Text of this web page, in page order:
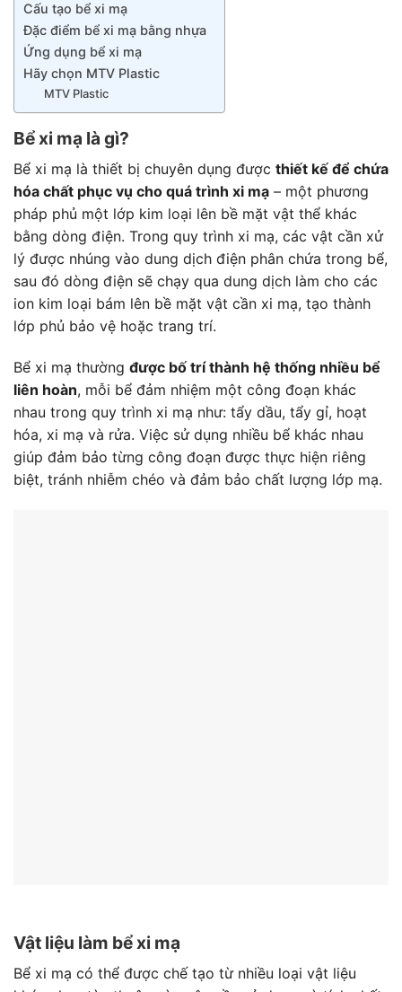
Cấu tạo bể xi mạ
Đặc điểm bể xi mạ bằng nhựa
Ứng dụng bể xi mạ
Hãy chọn MTV Plastic
MTV Plastic
Bể xi mạ là gì?
Bể xi mạ là thiết bị chuyên dụng được thiết kế để chứa
hóa chất phục vụ cho quá trình xi mạ – một phương
pháp phủ một lớp kim loại lên bề mặt vật thể khác
bằng dòng điện. Trong quy trình xi mạ, các vật cần xử
lý được nhúng vào dung dịch điện phân chứa trong bể,
sau đó dòng điện sẽ chạy qua dung dịch làm cho các
ion kim loại bám lên bề mặt vật cần xi mạ, tạo thành
lớp phủ bảo vệ hoặc trang trí.
Bể xi mạ thường được bố trí thành hệ thống nhiều bể
liên hoàn, mỗi bể đảm nhiệm một công đoạn khác
nhau trong quy trình xi mạ như: tẩy dầu, tẩy gỉ, hoạt
hóa, xi mạ và rửa. Việc sử dụng nhiều bể khác nhau
giúp đảm bảo từng công đoạn được thực hiện riêng
biệt, tránh nhiễm chéo và đảm bảo chất lượng lớp mạ.
Vật liệu làm bể xi mạ
Bể xi mạ có thể được chế tạo từ nhiều loại vật liệu